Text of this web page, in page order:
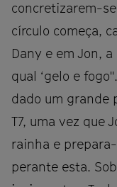
concretizarem-
círculo começa,
Dany e em Jon,
qual ‘gelo e
dado um grande
T7, uma vez que
rainha e
perante esta.